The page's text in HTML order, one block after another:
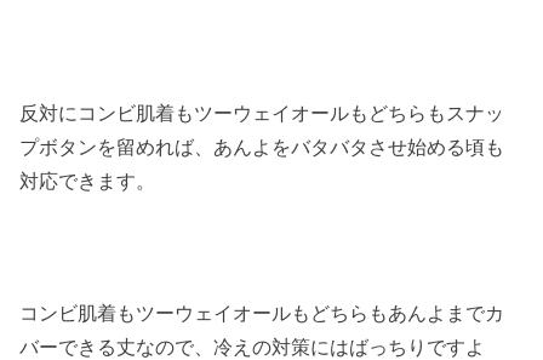
反対にコンビ肌着もツーウェイオールもどちらもスナッ
プボタンを留めれば、あんよをバタバタさせ始める頃も
対応できます。
コンビ肌着もツーウェイオールもどちらもあんよまでカ
バーできる丈なので、冷えの対策にはばっちりですよ